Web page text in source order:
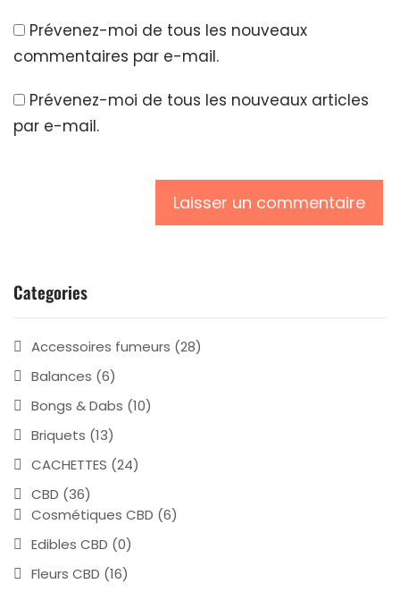
Prévenez-moi de tous les nouveaux
commentaires par e-mail.
Prévenez-moi de tous les nouveaux articles
par e-mail.
Categories
Accessoires fumeurs (28)
Balances (6)
Bongs & Dabs (10)
Briquets (13)
CACHETTES (24)
CBD (36)
Cosmétiques CBD (6)
Edibles CBD (0)
Fleurs CBD (16)